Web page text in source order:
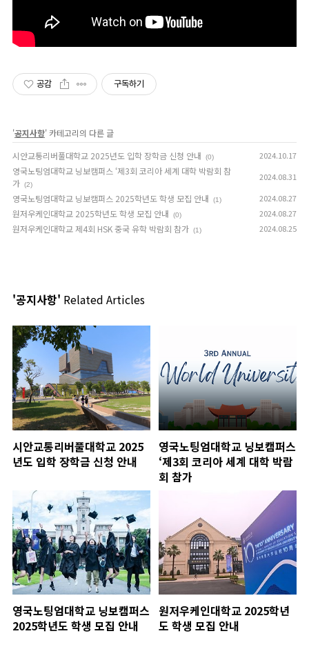
공감 구독하기
'공지사항' 카테고리의 다른 글
시안교통리버풀대학교 2025년도 입학 장학금 신청 안내
(0) 2024.10.17
영국노팅엄대학교 닝보캠퍼스 ‘제3회 코리아 세계 대학 박람회 참
가 (2)
2024.08.31
영국노팅엄대학교 닝보캠퍼스 2025학년도 학생 모집 안내 (1) 2024.08.27
원저우케인대학교 2025학년도 학생 모집 안내 (0) 2024.08.27
원저우케인대학교 제4회 HSK 중국 유학 박람회 참가 (1) 2024.08.25
'공지사항' Related Articles
시안교통리버풀대학교 2025
년도 입학 장학금 신청 안내
영국노팅엄대학교 닝보캠퍼스
‘제3회 코리아 세계 대학 박람
회 참가
영국노팅엄대학교 닝보캠퍼스
2025학년도 학생 모집 안내
원저우케인대학교 2025학년
도 학생 모집 안내